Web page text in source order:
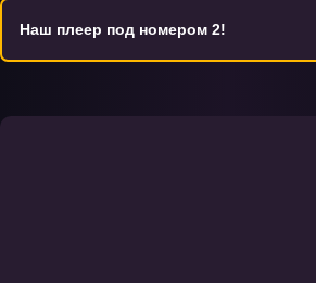
Наш плеер под номером 2!